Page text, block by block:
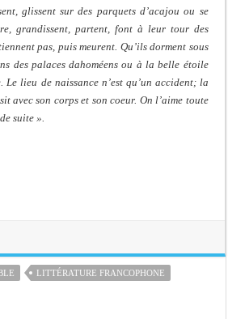
glissent sur des parquets d’acajou ou se
grandissent, partent, font à leur tour des
pas, puis meurent. Qu’ils dorment sous
des palaces dahoméens ou à la belle étoile
lieu de naissance n’est qu’un accident; la
avec son corps et son coeur. On l’aime toute
suite ».
LITTÉRATURE FRANCOPHONE